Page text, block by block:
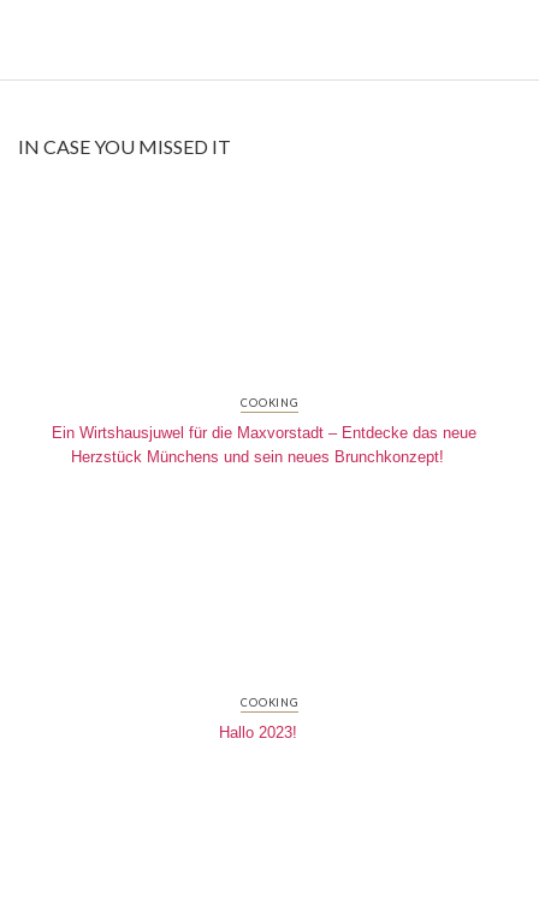
IN CASE YOU MISSED IT
COOKING
Ein Wirtshausjuwel für die Maxvorstadt – Entdecke das neue
Herzstück Münchens und sein neues Brunchkonzept!
COOKING
Hallo 2023!